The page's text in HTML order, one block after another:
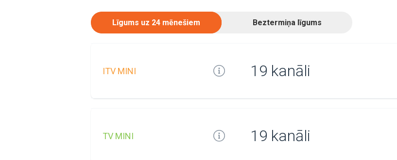
Līgums uz 24 mēnešiem Beztermiņa līgums
ITV MINI 19 kanāli
TV MINI 19 kanāli